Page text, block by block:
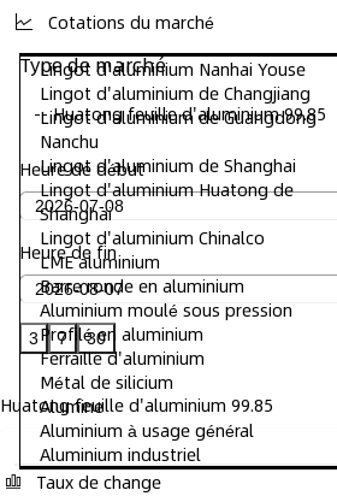
Cotations du marché
Lingot d'aluminium Nanhai Youse
Lingot d'aluminium de Changjiang
Lingot d'aluminium de Guangdong
Nanchu
Lingot d'aluminium de Shanghai
Lingot d'aluminium Huatong de
Shanghai
Lingot d'aluminium Chinalco
LME aluminium
Barre ronde en aluminium
Aluminium moulé sous pression
Profilé en aluminium
Ferraille d'aluminium
Métal de silicium
Alumine
Aluminium à usage général
Aluminium industriel
Taux de change
Type de marché
-- Huatong feuille d'aluminium 99.85
Heure de début
Heure de fin
3 7 30
Huatong feuille d'aluminium 99.85